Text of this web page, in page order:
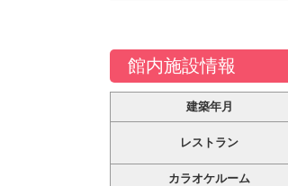
館内施設情報
建築年月
レストラン
カラオケルーム